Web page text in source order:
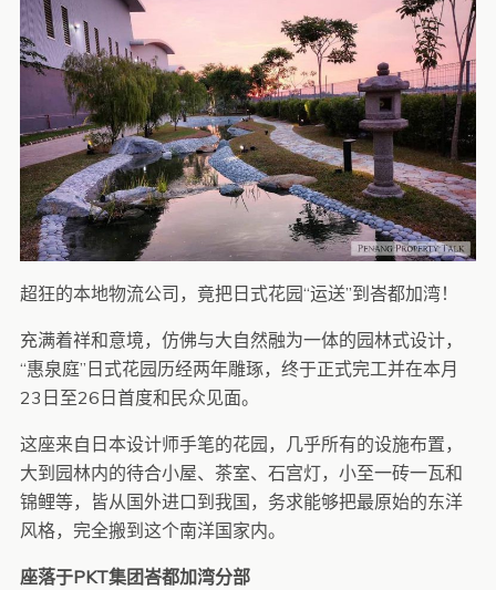
超狂的本地物流公司，竟把日式花园“运送”到峇都加湾！
充满着祥和意境，仿佛与大自然融为一体的园林式设计，
“惠泉庭”日式花园历经两年雕琢，终于正式完工并在本月
23日至26日首度和民众见面。
这座来自日本设计师手笔的花园，几乎所有的设施布置，
大到园林内的待合小屋、茶室、石宫灯，小至一砖一瓦和
锦鲤等，皆从国外进口到我国，务求能够把最原始的东洋
风格，完全搬到这个南洋国家内。
座落于PKT集团峇都加湾分部